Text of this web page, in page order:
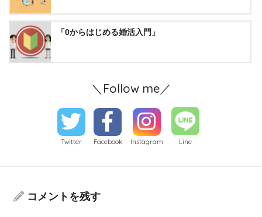
「0からはじめる婚活入門」
＼Follow me／
Twitter Facebook Instagram Line
コメントを残す